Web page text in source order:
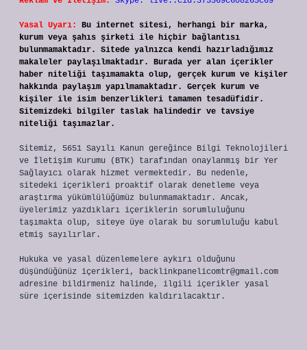
Yasal Uyarı:
Bu internet sitesi, herhangi bir marka,
kurum veya şahıs şirketi ile hiçbir bağlantısı
bulunmamaktadır. Sitede yalnızca kendi hazırladığımız
makaleler paylaşılmaktadır. Burada yer alan içerikler
haber niteliği taşımamakta olup, gerçek kurum ve kişiler
hakkında paylaşım yapılmamaktadır. Gerçek kurum ve
kişiler ile isim benzerlikleri tamamen tesadüfidir.
Sitemizdeki bilgiler taslak halindedir ve tavsiye
niteliği taşımazlar.
Sitemiz, 5651 Sayılı Kanun gereğince Bilgi Teknolojileri
ve İletişim Kurumu (BTK) tarafından onaylanmış bir Yer
Sağlayıcı olarak hizmet vermektedir. Bu nedenle,
sitedeki içerikleri proaktif olarak denetleme veya
araştırma yükümlülüğümüz bulunmamaktadır. Ancak,
üyelerimiz yazdıkları içeriklerin sorumluluğunu
taşımakta olup, siteye üye olarak bu sorumluluğu kabul
etmiş sayılırlar.
Hukuka ve yasal düzenlemelere aykırı olduğunu
düşündüğünüz içerikleri, backlinkpanelicomtr@gmail.com
adresine bildirmeniz halinde, ilgili içerikler yasal
süre içerisinde sitemizden kaldırılacaktır.